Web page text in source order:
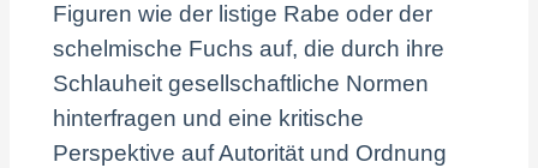
Figuren wie der listige Rabe oder der
schelmische Fuchs auf, die durch ihre
Schlauheit gesellschaftliche Normen
hinterfragen und eine kritische
Perspektive auf Autorität und Ordnung